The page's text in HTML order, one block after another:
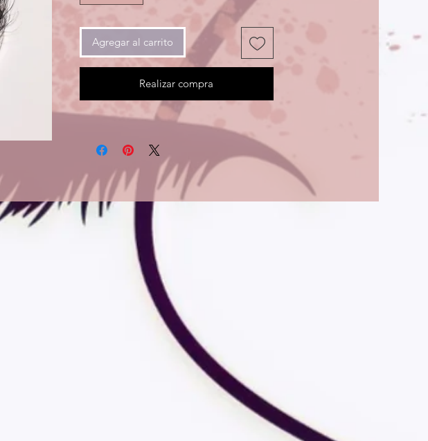
Agregar al carrito
Realizar compra